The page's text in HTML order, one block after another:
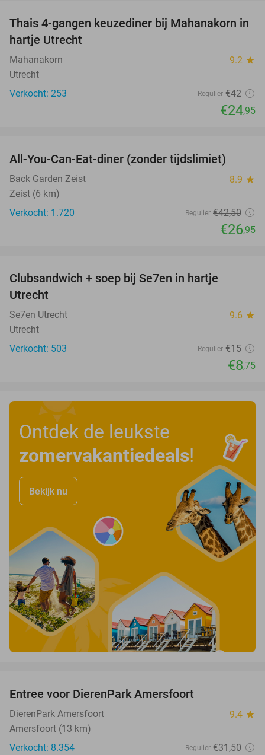
41%
Thais 4-gangen keuzediner bij Mahanakorn in
hartje Utrecht
Mahanakorn 9.2 star
Utrecht
Verkocht: 253
Regulier €42
€24,95
All-You-Can-Eat-diner (zonder tijdslimiet)
Back Garden Zeist 8.9 star
Zeist (6 km)
Verkocht: 1.720
Regulier €42,50
€26,95
Clubsandwich + soep bij Se7en in hartje
Utrecht
Se7en Utrecht 9.6 star
Utrecht
Verkocht: 503
Regulier €15
€8,75
Ontdek de leukste
zomervakantiedeals!
Bekijk nu
Entree voor DierenPark Amersfoort
DierenPark Amersfoort 9.4 star
Amersfoort (13 km)
Verkocht: 8.354
Regulier €31,50